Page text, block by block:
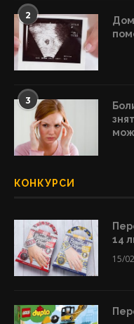
2
3
КОНКУРСИ
14
15/